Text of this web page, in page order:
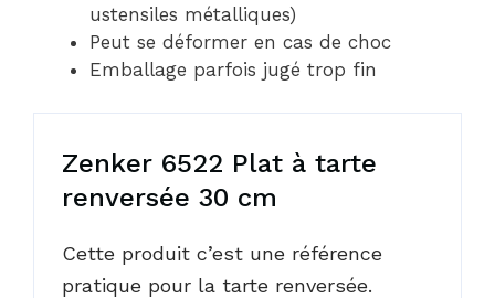
ustensiles métalliques)
Peut se déformer en cas de choc
Emballage parfois jugé trop fin
Zenker 6522 Plat à tarte
renversée 30 cm
Cette produit c’est une référence
pratique pour la tarte renversée.